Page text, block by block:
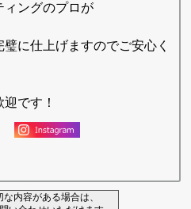
ィングのプロが
に仕上げますのでご安心く
です！
内容がある場合は、